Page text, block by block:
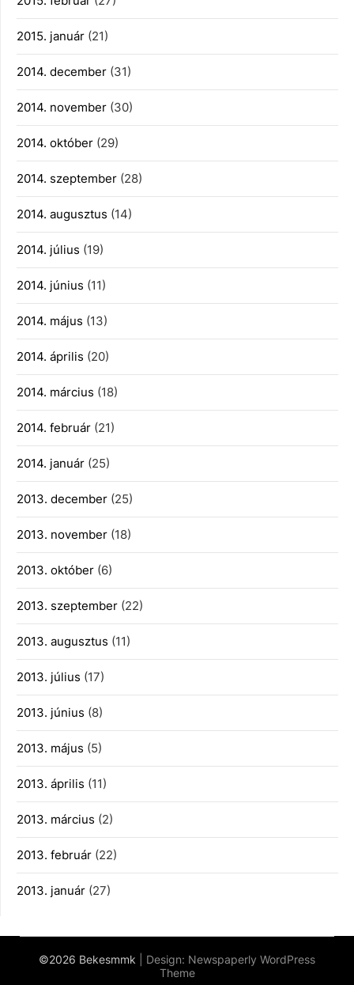
2015. január (21)
2014. december (31)
2014. november (30)
2014. október (29)
2014. szeptember (28)
2014. augusztus (14)
2014. július (19)
2014. június (11)
2014. május (13)
2014. április (20)
2014. március (18)
2014. február (21)
2014. január (25)
2013. december (25)
2013. november (18)
2013. október (6)
2013. szeptember (22)
2013. augusztus (11)
2013. július (17)
2013. június (8)
2013. május (5)
2013. április (11)
2013. március (2)
2013. február (22)
2013. január (27)
©2026 Bekesmmk | Design: Newspaperly WordPress
Theme